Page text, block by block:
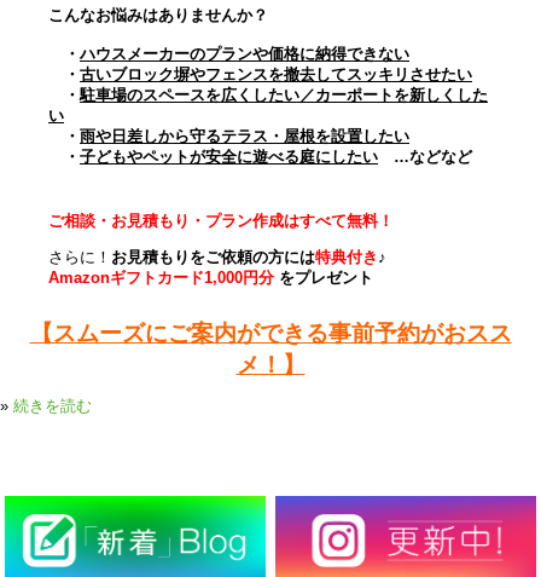
こんなお悩みはありませんか？
・ ハウスメーカーのプランや価格に納得できない
・ 古いブロック塀やフェンスを撤去してスッキリさせたい
・ 駐車場のスペースを広くしたい／カーポートを新しくした
い
・ 雨や日差しから守るテラス・屋根を設置したい
・ 子どもやペットが安全に遊べる庭にしたい …などなど
ご相談・お見積もり・プラン作成はすべて無料！
さらに！ お見積もりをご依頼の方には特典付き ♪
Amazonギフトカード1,000円分 をプレゼント
【スムーズにご案内ができる事前予約がおスス
メ！】
» 続きを読む